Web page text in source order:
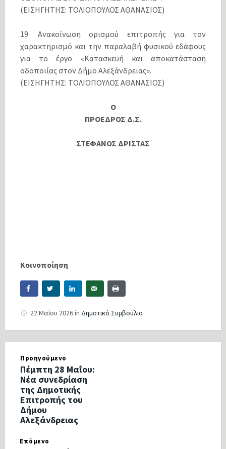
(ΕΙΣΗΓΗΤΗΣ: ΤΟΛΙΟΠΟΥΛΟΣ ΑΘΑΝΑΣΙΟΣ)
19. Ανακοίνωση ορισμού επιτροπής για τον
χαρακτηρισμό και την παραλαβή φυσικού εδάφους
για το έργο «Κατασκευή και αποκατάσταση
οδοποιίας στον Δήμο Αλεξάνδρειας».
(ΕΙΣΗΓΗΤΗΣ: ΤΟΛΙΟΠΟΥΛΟΣ ΑΘΑΝΑΣΙΟΣ)
Ο
ΠΡΟΕΔΡΟΣ Δ.Σ.
ΣΤΕΦΑΝΟΣ ΔΡΙΣΤΑΣ
Κοινοποίηση
22 Μαΐου 2026in Δημοτικό Συμβούλιο
Προηγούμενο
Πέμπτη 28 Μαΐου:
Νέα συνεδρίαση
της Δημοτικής
Επιτροπής του
Δήμου
Αλεξάνδρειας
Επόμενο